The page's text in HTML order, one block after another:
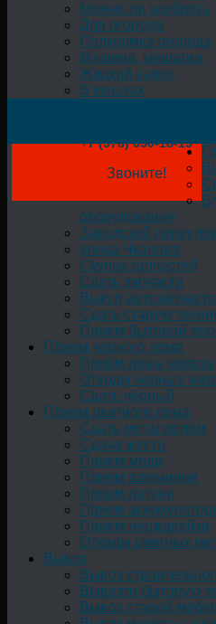
Можно ли удобрять
Для огорода
Подкормка огорода
Машина, мешалка
Жидкий навоз
В мешках
+7 (978) 050-18-19
Звоните!
оборудование
Заводской переулок
улица Чкалова
Скупка запчастей
Сдать запчасти
Выкуп
Сдать старую
Прием бытовой
Прием черного лома
Приём лома железа
Отходы черных
Сдать чёрный
Прием цветного лома
Сдать металлолом
Сдача жести
Прием меди
Прием алюминия
Прием латуни
Прием
Прием нержавейки
Отходы цветных
Вывоз
Вывоз
Вывезти бытовую
Вывоз старой